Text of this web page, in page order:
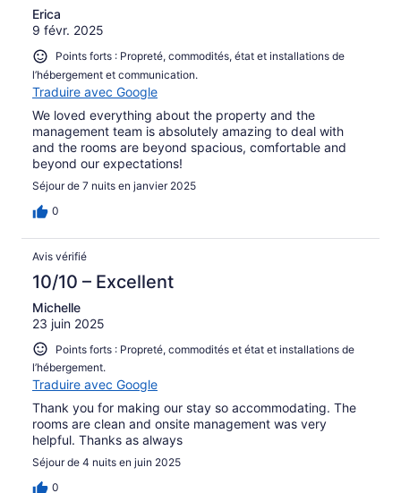
Erica
9 févr. 2025
Points forts : Propreté, commodités, état et installations de
l’hébergement et communication.
Traduire avec Google
We loved everything about the property and the
management team is absolutely amazing to deal with
and the rooms are beyond spacious, comfortable and
beyond our expectations!
Séjour de 7 nuits en janvier 2025
0
Avis vérifié
10/10 – Excellent
Michelle
23 juin 2025
Points forts : Propreté, commodités et état et installations de
l’hébergement.
Traduire avec Google
Thank you for making our stay so accommodating. The
rooms are clean and onsite management was very
helpful. Thanks as always
Séjour de 4 nuits en juin 2025
0